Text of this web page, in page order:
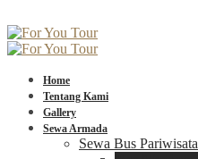
Home
Tentang Kami
Gallery
Sewa Armada
Sewa Bus Pariwisata